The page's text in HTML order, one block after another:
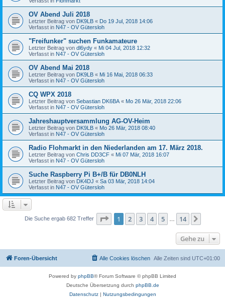
OV Abend Juli 2018
Letzter Beitrag von DK9LB « Do 19 Jul, 2018 14:06
Verfasst in N47 - OV Gütersloh
"Freifunker" suchen Funkamateure
Letzter Beitrag von dl6ydy « Mi 04 Jul, 2018 12:32
Verfasst in N47 - OV Gütersloh
OV Abend Mai 2018
Letzter Beitrag von DK9LB « Mi 16 Mai, 2018 06:33
Verfasst in N47 - OV Gütersloh
CQ WPX 2018
Letzter Beitrag von Sebastian DK6BA « Mo 26 Mär, 2018 22:06
Verfasst in N47 - OV Gütersloh
Jahreshauptversammlung AG-OV-Heim
Letzter Beitrag von DK9LB « Mo 26 Mär, 2018 08:40
Verfasst in N47 - OV Gütersloh
Radio Flohmarkt in den Niederlanden am 17. März 2018.
Letzter Beitrag von Chris DD3CF « Mi 07 Mär, 2018 16:07
Verfasst in N47 - OV Gütersloh
Suche Raspberry Pi B+/B für DB0NLH
Letzter Beitrag von DK4DJ « Sa 03 Mär, 2018 14:04
Verfasst in N47 - OV Gütersloh
Die Suche ergab 682 Treffer Seite 1von 14
1 2 3 4 5 14
Gehe zu
Foren-Übersicht Alle Zeiten sind UTC+01:00
Alle Cookies löschen
Powered by phpBB® Forum Software © phpBB Limited
Deutsche Übersetzung durch phpBB.de
Datenschutz| Nutzungsbedingungen